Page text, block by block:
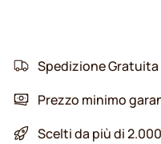
Spedizione
Prezzo minimo
Scelti da più di